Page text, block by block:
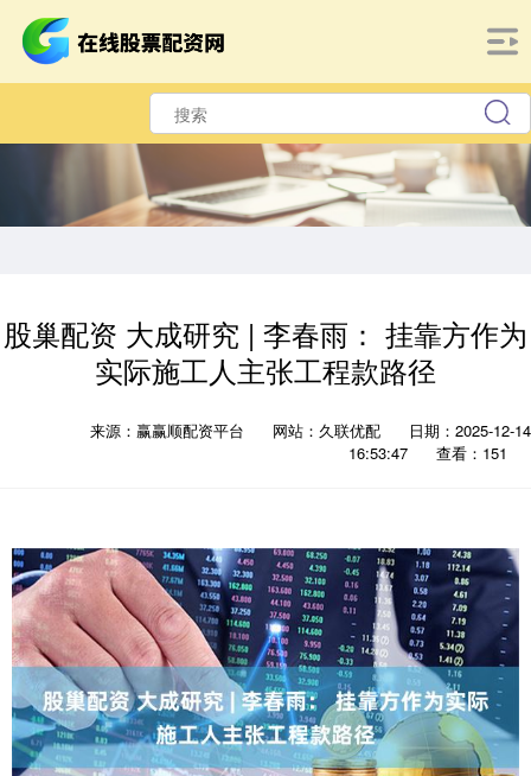
股巢配资 大成研究 | 李春雨： 挂靠方作为
实际施工人主张工程款路径
来源：赢赢顺配资平台 网站：久联优配
日期：2025-12-14
16:53:47
查看：151